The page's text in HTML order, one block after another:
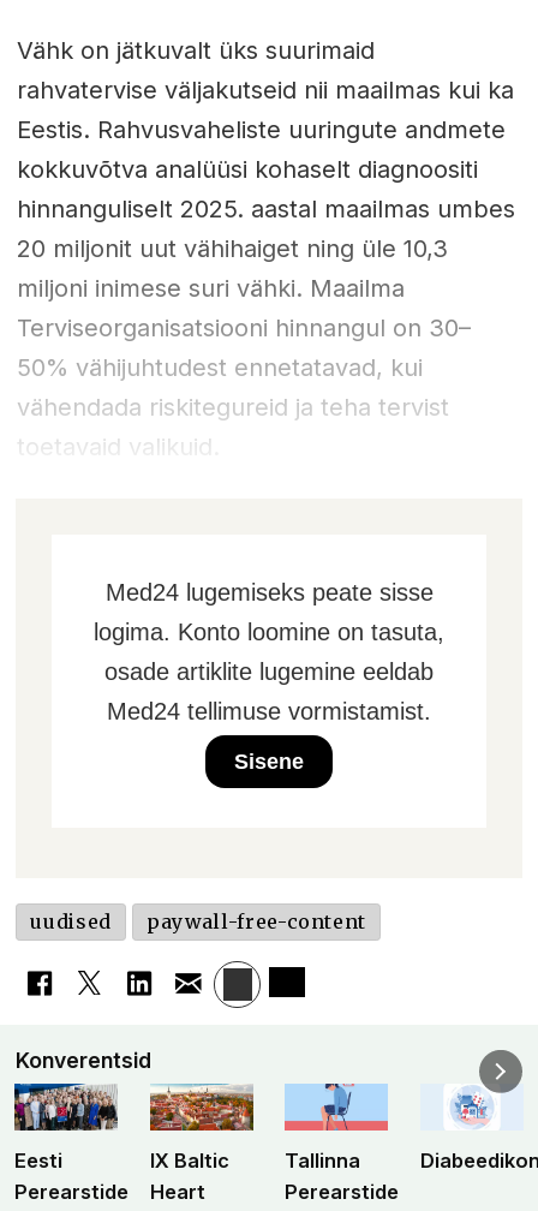
Vähk on jätkuvalt üks suurimaid
rahvatervise väljakutseid nii maailmas kui ka
Eestis. Rahvusvaheliste uuringute andmete
kokkuvõtva analüüsi kohaselt diagnoositi
hinnanguliselt 2025. aastal maailmas umbes
20 miljonit uut vähihaiget ning üle 10,3
miljoni inimese suri vähki. Maailma
Terviseorganisatsiooni hinnangul on 30–
50% vähijuhtudest ennetatavad, kui
vähendada riskitegureid ja teha tervist
toetavaid valikuid.
Med24 lugemiseks peate sisse
logima. Konto loomine on tasuta,
osade artiklite lugemine eeldab
Med24 tellimuse vormistamist.
Sisene
uudised paywall-free-content
Konverentsid
Eesti
Perearstide
IX Baltic
Heart
Tallinna
Perearstide